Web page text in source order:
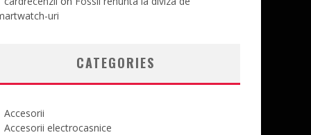
uri
CATEGORIES
Accesorii
Accesorii electrocasnice